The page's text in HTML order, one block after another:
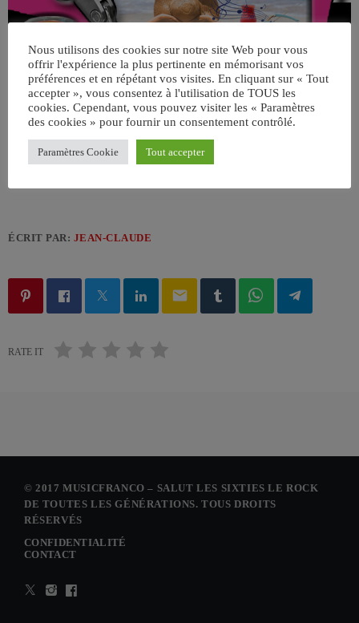
ÉCRIT PAR: JEAN-CLAUDE
email
RATE IT
© 2017 MUSICFRANCO – SALUT LES SIXTIES LE ROCK
DE TOUTES LES GÉNÉRATIONS. TOUS DROITS
RÉSERVÉS
CONFIDENTIALITÉ
CONTACT
Nous utilisons des cookies sur notre site Web pour vous
offrir l'expérience la plus pertinente en mémorisant vos
préférences et en répétant vos visites. En cliquant sur « Tout
accepter », vous consentez à l'utilisation de TOUS les
cookies. Cependant, vous pouvez visiter les « Paramètres
des cookies » pour fournir un consentement contrôlé.
Paramètres Cookie Tout accepter